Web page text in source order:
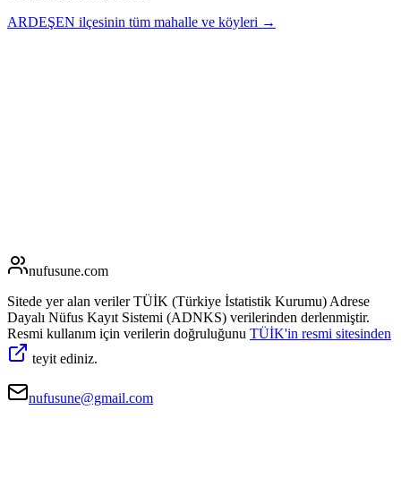
ARDEŞEN ilçesinin tüm mahalle ve köyleri →
nufusune.com
Sitede yer alan veriler TÜİK (Türkiye İstatistik Kurumu) Adrese
Dayalı Nüfus Kayıt Sistemi (ADNKS) verilerinden derlenmiştir.
Resmi kullanım için verilerin doğruluğunu TÜİK'in resmi sitesinden
teyit ediniz.
nufusune@gmail.com